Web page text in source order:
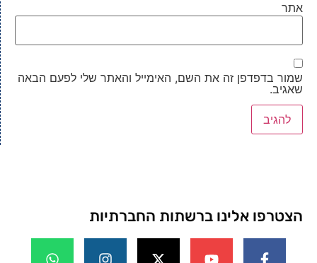
אתר
שמור בדפדפן זה את השם, האימייל והאתר שלי לפעם הבאה
שאגיב.
הצטרפו אלינו ברשתות החברתיות